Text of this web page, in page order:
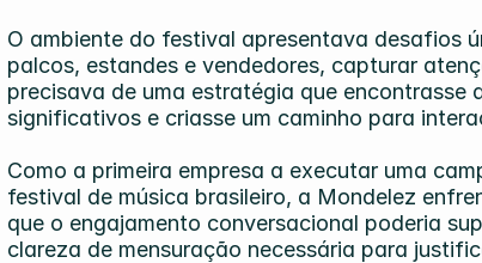
O ambiente do festival apresentava desafios
palcos, estandes e vendedores, capturar
precisava de uma estratégia que
significativos e criasse um caminho para
Como a primeira empresa a executar uma
festival de música brasileiro, a Mondelez
que o engajamento conversacional poderia
clareza de mensuração necessária para